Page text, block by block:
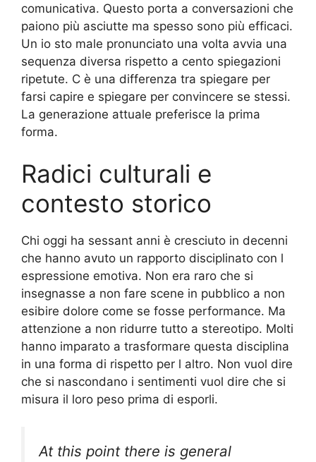
comunicativa. Questo porta a conversazioni che
paiono più asciutte ma spesso sono più efficaci.
Un io sto male pronunciato una volta avvia una
sequenza diversa rispetto a cento spiegazioni
ripetute. C è una differenza tra spiegare per
farsi capire e spiegare per convincere se stessi.
La generazione attuale preferisce la prima
forma.
Radici culturali e
contesto storico
Chi oggi ha sessant anni è cresciuto in decenni
che hanno avuto un rapporto disciplinato con l
espressione emotiva. Non era raro che si
insegnasse a non fare scene in pubblico a non
esibire dolore come se fosse performance. Ma
attenzione a non ridurre tutto a stereotipo. Molti
hanno imparato a trasformare questa disciplina
in una forma di rispetto per l altro. Non vuol dire
che si nascondano i sentimenti vuol dire che si
misura il loro peso prima di esporli.
At this point there is general